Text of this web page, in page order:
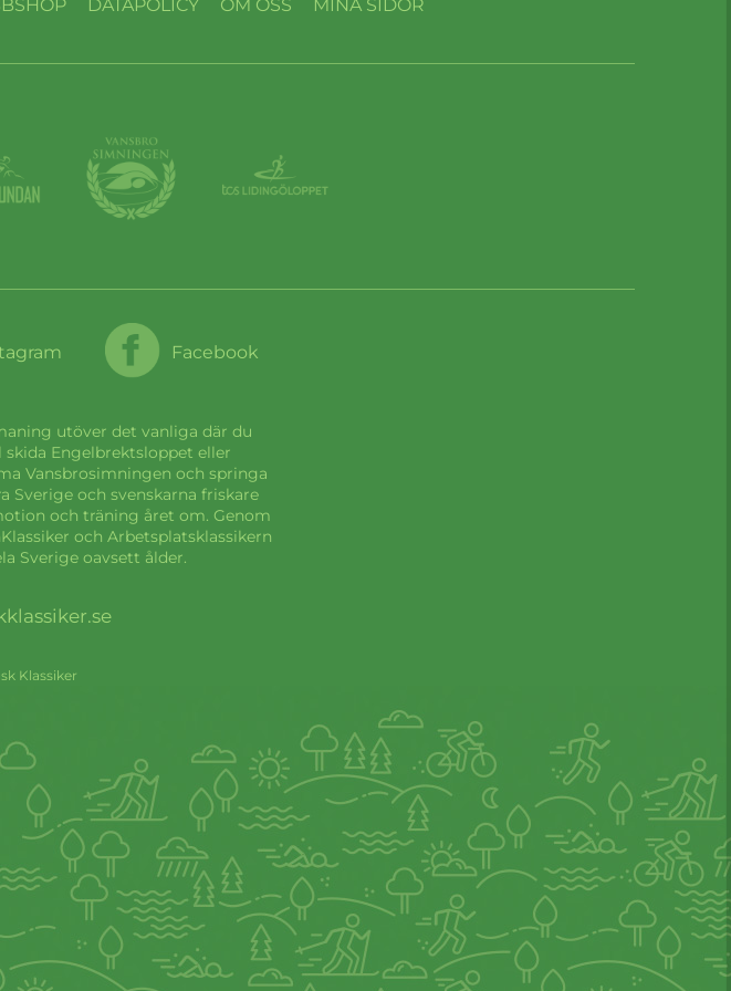
DATAPOLICY OM OSS MINA SIDOR
Facebook
utöver det vanliga där du
skida Engelbrektsloppet eller
Vansbrosimningen och springa
Sverige och svenskarna friskare
och träning året om. Genom
och Arbetsplatsklassikern
Sverige oavsett ålder.
Klassiker